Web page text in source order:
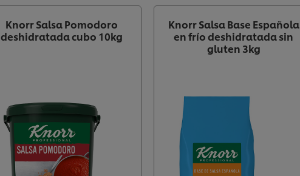
Knorr Salsa Pomodoro
deshidratada cubo 10kg
Knorr Salsa Base Española
en frío deshidratada sin
gluten 3kg